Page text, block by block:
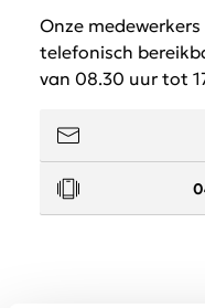
Onze
telefonisch
van 08.30 uur tot